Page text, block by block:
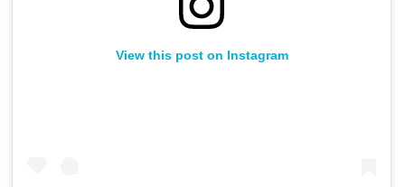
View this post on Instagram